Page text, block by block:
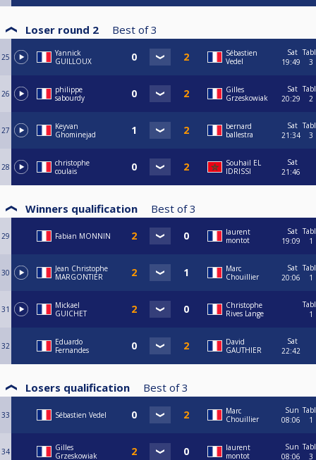
Loser round 2 Best of 3
25
Yannick
GUILLOUX
Sébastien
Vedel
Sat
19:49
3
26
philippe
sabourdy
Gilles
Grzeskowiak
Sat
20:29
2
27
Keyvan
Ghominejad
bernard
ballestra
Sat
21:34
3
28
christophe
coulais
Souhail EL
IDRISSI
Sat
21:46
Winners qualification Best of 3
29 Fabian MONNIN
laurent
montot
Sat
19:09
1
30
Jean Christophe
MARGONTIER
Marc
Chouillier
Sat
20:06
1
31
Mickael
GUICHET
Christophe
Rives Lange
1
32
Eduardo
Fernandes
David
GAUTHIER
Sat
22:42
Losers qualification Best of 3
33 Sébastien Vedel
Marc
Chouillier
Sun
08:06
1
34
Gilles
Grzeskowiak
laurent
montot
Sun
08:06
3